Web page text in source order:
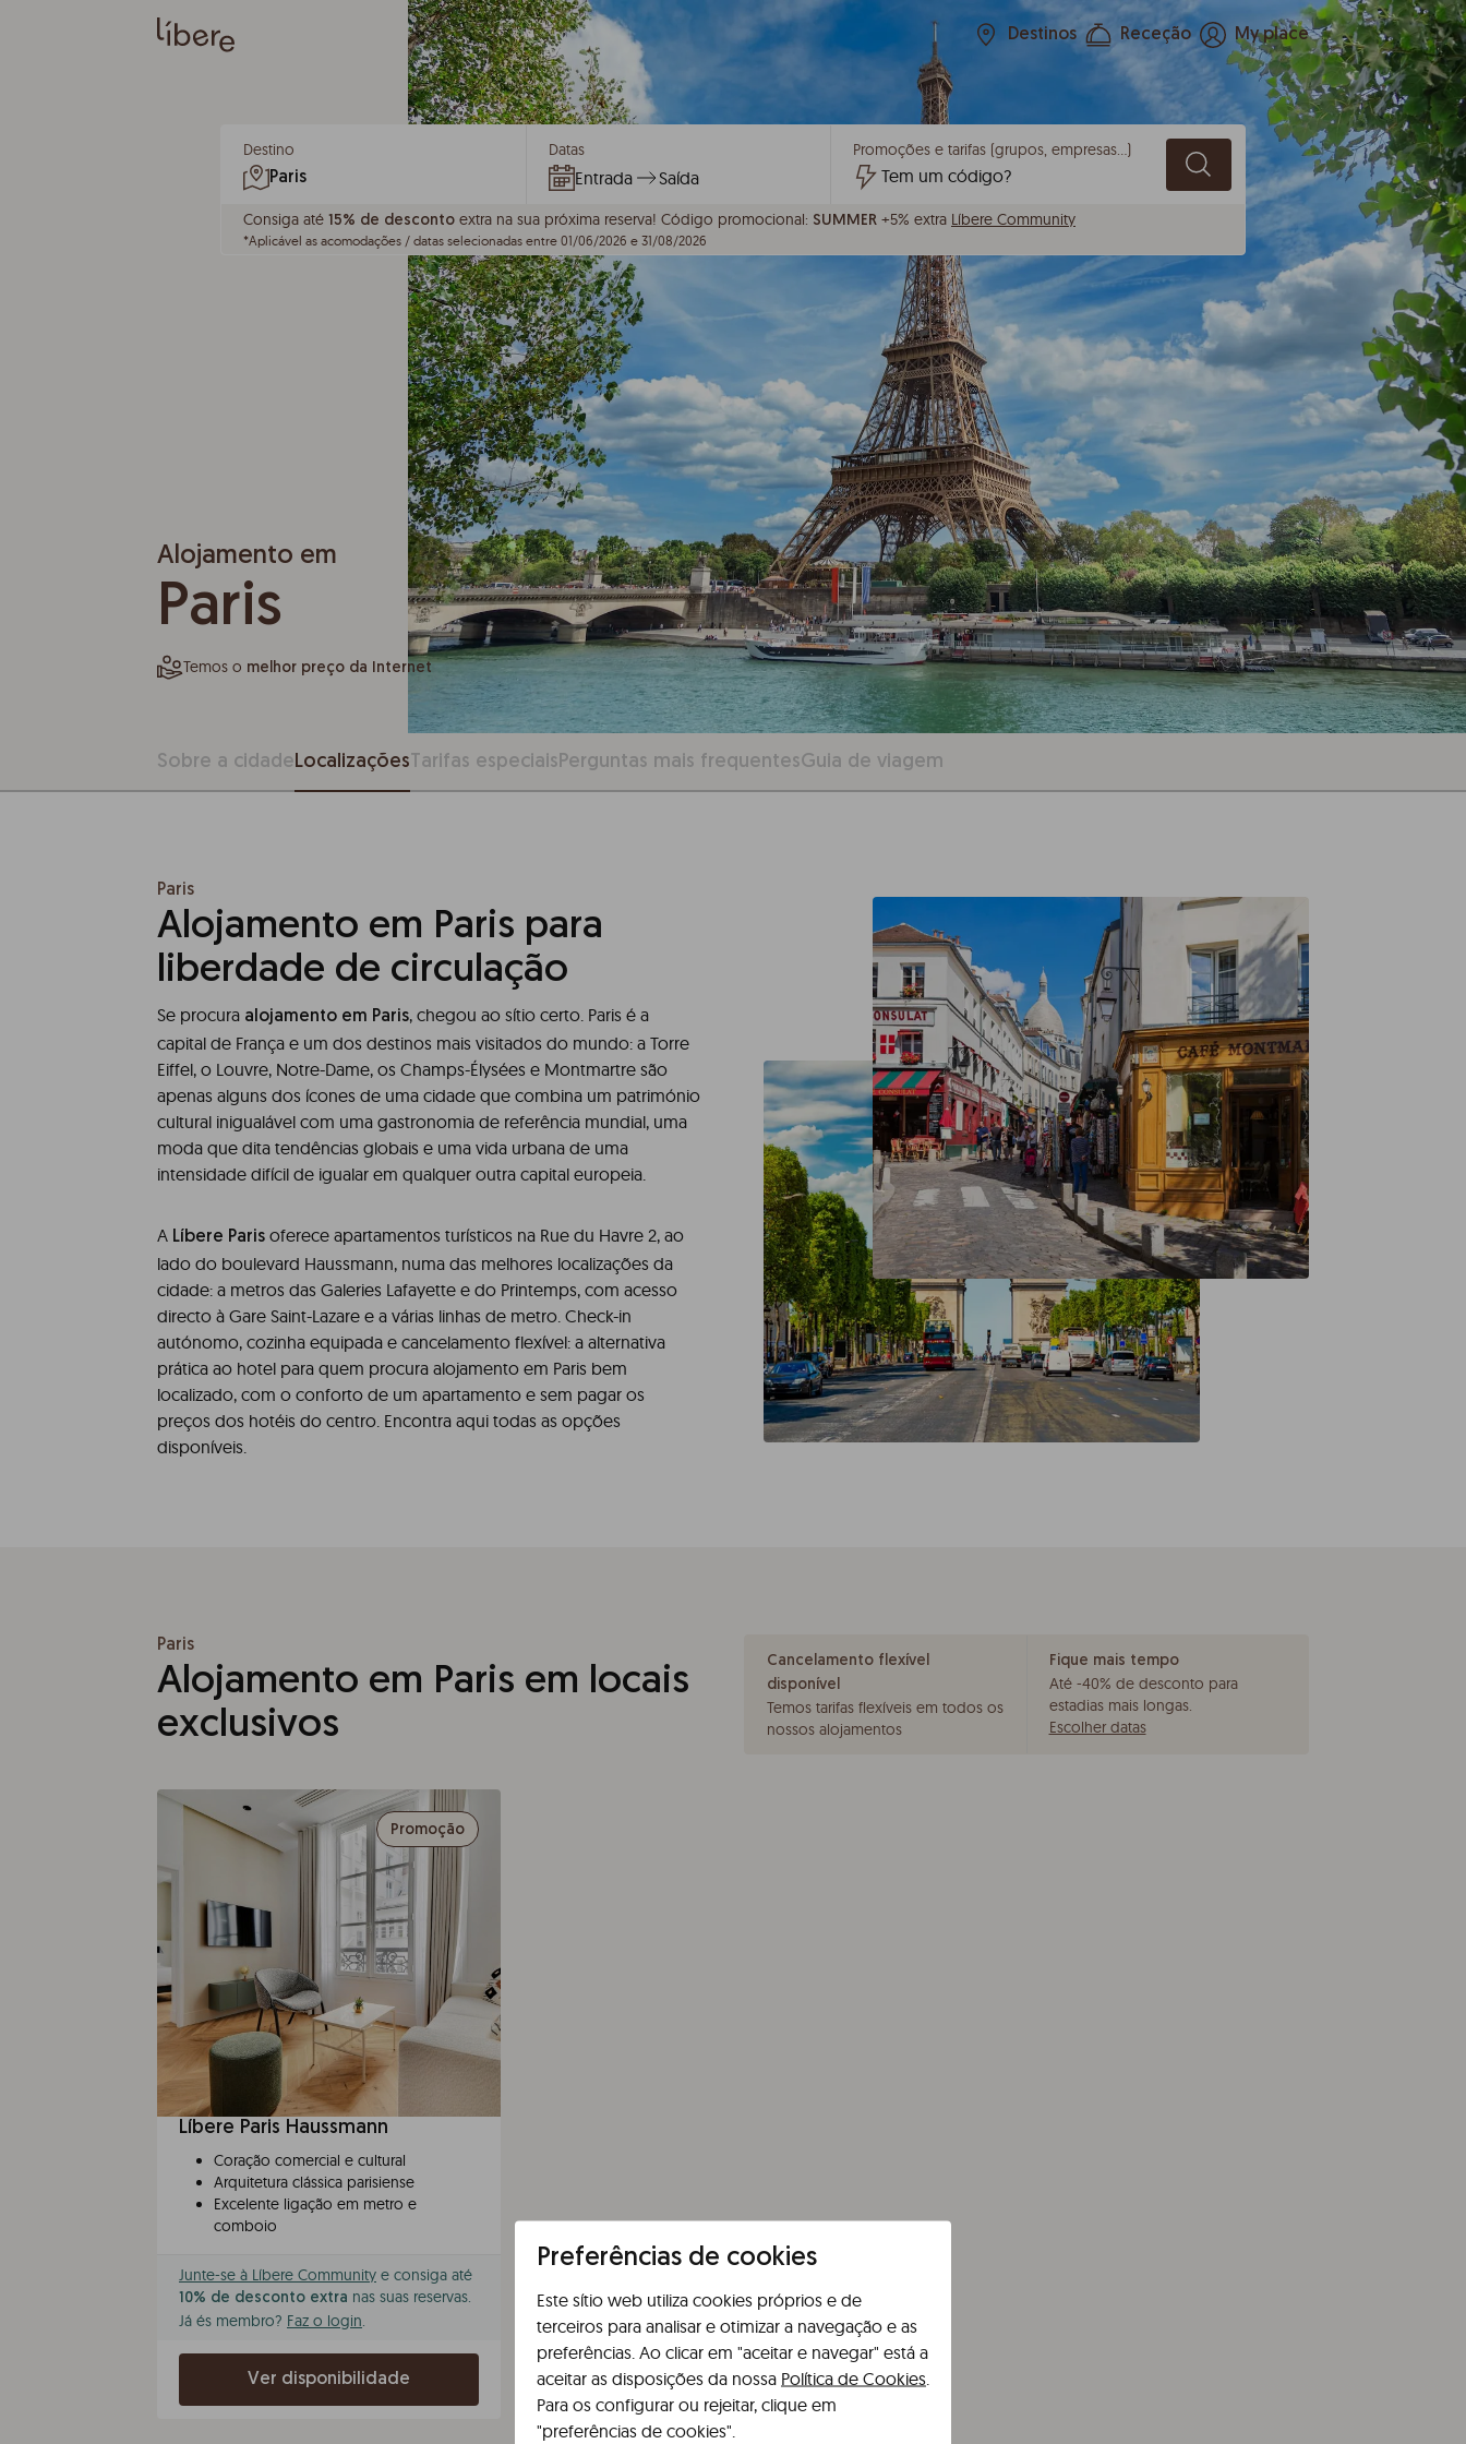
Destino Datas
Entrada Saída
Promoções e tarifas (grupos, empresas...)
Consiga até 15% de desconto extra na sua próxima reserva! Código promocional: SUMMER +5% extra Líbere Community
*Aplicável as acomodações / datas selecionadas entre 01/06/2026 e 31/08/2026
Destinos Receção My place
Alojamento em
Paris
Temos o melhor preço da Internet
Sobre a cidadeLocalizaçõesTarifas especiaisPerguntas mais frequentesGuia de viagem
Paris
Alojamento em Paris para
liberdade de circulação
Se procura alojamento em Paris, chegou ao sítio certo. Paris é a
capital de França e um dos destinos mais visitados do mundo: a Torre
Eiffel, o Louvre, Notre-Dame, os Champs-Élysées e Montmartre são
apenas alguns dos ícones de uma cidade que combina um património
cultural inigualável com uma gastronomia de referência mundial, uma
moda que dita tendências globais e uma vida urbana de uma
intensidade difícil de igualar em qualquer outra capital europeia.
A Líbere Paris oferece apartamentos turísticos na Rue du Havre 2, ao
lado do boulevard Haussmann, numa das melhores localizações da
cidade: a metros das Galeries Lafayette e do Printemps, com acesso
directo à Gare Saint-Lazare e a várias linhas de metro. Check-in
autónomo, cozinha equipada e cancelamento flexível: a alternativa
prática ao hotel para quem procura alojamento em Paris bem
localizado, com o conforto de um apartamento e sem pagar os
preços dos hotéis do centro. Encontra aqui todas as opções
disponíveis.
Paris
Alojamento em Paris em locais
exclusivos
Cancelamento flexível
disponível
Temos tarifas flexíveis em todos os
nossos alojamentos
Fique mais tempo
Até -40% de desconto para
estadias mais longas.
Escolher datas
Promoção
Líbere Paris Haussmann
Coração comercial e cultural
Arquitetura clássica parisiense
Excelente ligação em metro e
comboio
Junte-se à Líbere Community e consiga até
10% de desconto extra nas suas reservas.
Já és membro? Faz o login.
Ver disponibilidade
Preferências de cookies
Este sítio web utiliza cookies próprios e de
terceiros para analisar e otimizar a navegação e as
preferências. Ao clicar em "aceitar e navegar" está a
aceitar as disposições da nossa Política de Cookies
Para os configurar ou rejeitar, clique em
"preferências de cookies".